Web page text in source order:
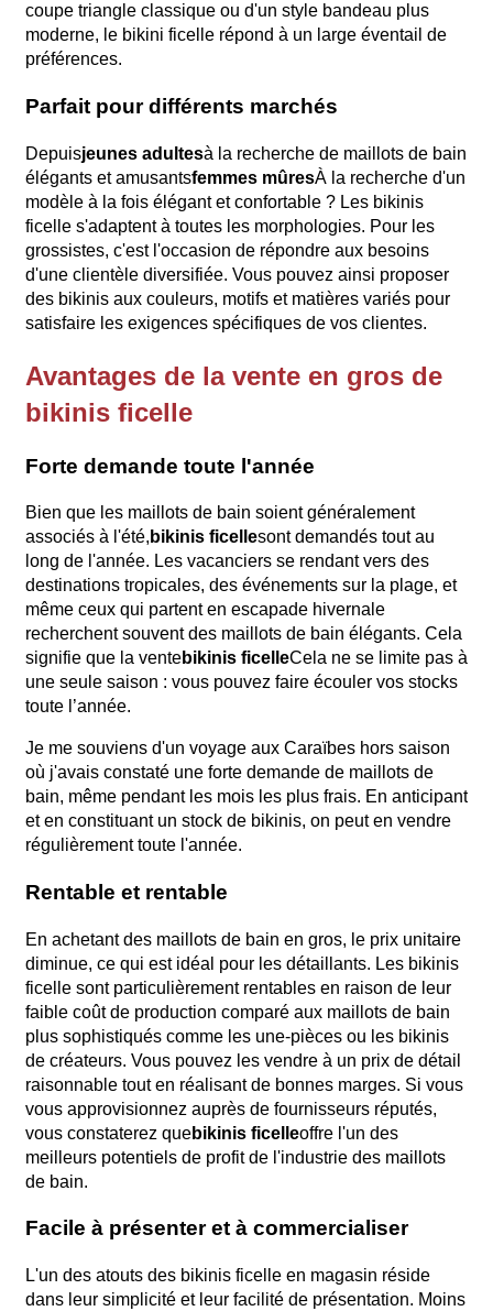
coupe triangle classique ou d'un style bandeau plus
moderne, le bikini ficelle répond à un large éventail de
préférences.
Parfait pour différents marchés
Depuisjeunes adultesà la recherche de maillots de bain
élégants et amusantsfemmes mûresÀ la recherche d'un
modèle à la fois élégant et confortable ? Les bikinis
ficelle s'adaptent à toutes les morphologies. Pour les
grossistes, c'est l'occasion de répondre aux besoins
d'une clientèle diversifiée. Vous pouvez ainsi proposer
des bikinis aux couleurs, motifs et matières variés pour
satisfaire les exigences spécifiques de vos clientes.
Avantages de la vente en gros de
bikinis ficelle
Forte demande toute l'année
Bien que les maillots de bain soient généralement
associés à l'été, bikinis ficellesont demandés tout au
long de l'année. Les vacanciers se rendant vers des
destinations tropicales, des événements sur la plage, et
même ceux qui partent en escapade hivernale
recherchent souvent des maillots de bain élégants. Cela
signifie que la ventebikinis ficelleCela ne se limite pas à
une seule saison : vous pouvez faire écouler vos stocks
toute l’année.
Je me souviens d'un voyage aux Caraïbes hors saison
où j'avais constaté une forte demande de maillots de
bain, même pendant les mois les plus frais. En anticipant
et en constituant un stock de bikinis, on peut en vendre
régulièrement toute l'année.
Rentable et rentable
En achetant des maillots de bain en gros, le prix unitaire
diminue, ce qui est idéal pour les détaillants. Les bikinis
ficelle sont particulièrement rentables en raison de leur
faible coût de production comparé aux maillots de bain
plus sophistiqués comme les une-pièces ou les bikinis
de créateurs. Vous pouvez les vendre à un prix de détail
raisonnable tout en réalisant de bonnes marges. Si vous
vous approvisionnez auprès de fournisseurs réputés,
vous constaterez quebikinis ficelleoffre l'un des
meilleurs potentiels de profit de l'industrie des maillots
de bain.
Facile à présenter et à commercialiser
L'un des atouts des bikinis ficelle en magasin réside
dans leur simplicité et leur facilité de présentation. Moins